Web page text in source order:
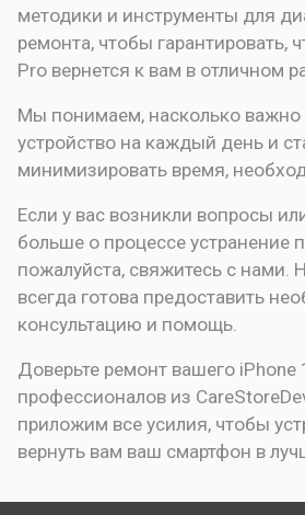
методики и инструменты для
ремонта, чтобы гарантировать,
Pro вернется к вам в отличном
Мы понимаем, насколько
устройство на каждый день и
минимизировать время,
Если у вас возникли вопросы
больше о процессе устранение
пожалуйста, свяжитесь с нами.
всегда готова предоставить
консультацию и помощь.
Доверьте ремонт вашего iPhone
профессионалов из
приложим все усилия, чтобы
вернуть вам ваш смартфон в